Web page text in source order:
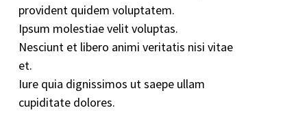
provident quidem voluptatem.
Ipsum molestiae velit voluptas.
Nesciunt et libero animi veritatis nisi vitae
et.
Iure quia dignissimos ut saepe ullam
cupiditate dolores.